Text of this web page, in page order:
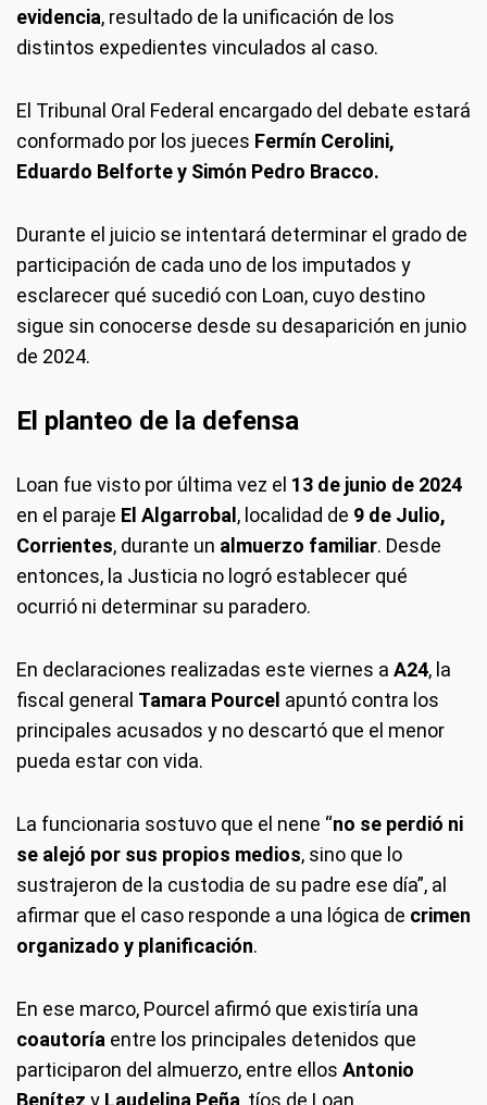
evidencia, resultado de la unificación de los
distintos expedientes vinculados al caso.
El Tribunal Oral Federal encargado del debate estará
conformado por los jueces Fermín Cerolini,
Eduardo Belforte y Simón Pedro Bracco.
Durante el juicio se intentará determinar el grado de
participación de cada uno de los imputados y
esclarecer qué sucedió con Loan, cuyo destino
sigue sin conocerse desde su desaparición en junio
de 2024.
El planteo de la defensa
Loan fue visto por última vez el 13 de junio de 2024
en el paraje El Algarrobal , localidad de 9 de Julio,
Corrientes, durante un almuerzo familiar. Desde
entonces, la Justicia no logró establecer qué
ocurrió ni determinar su paradero.
En declaraciones realizadas este viernes a A24, la
fiscal general Tamara Pourcel apuntó contra los
principales acusados y no descartó que el menor
pueda estar con vida.
La funcionaria sostuvo que el nene “no se perdió ni
se alejó por sus propios medios, sino que lo
sustrajeron de la custodia de su padre ese día”, al
afirmar que el caso responde a una lógica de crimen
organizado y planificación.
En ese marco, Pourcel afirmó que existiría una
coautoría entre los principales detenidos que
participaron del almuerzo, entre ellos Antonio